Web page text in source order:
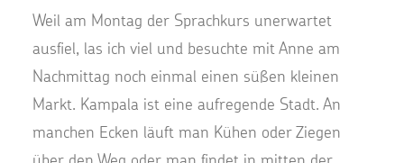
Weil am Montag der Sprachkurs unerwartet
ausfiel, las ich viel und besuchte mit Anne am
Nachmittag noch einmal einen süßen kleinen
Markt. Kampala ist eine aufregende Stadt. An
manchen Ecken läuft man Kühen oder Ziegen